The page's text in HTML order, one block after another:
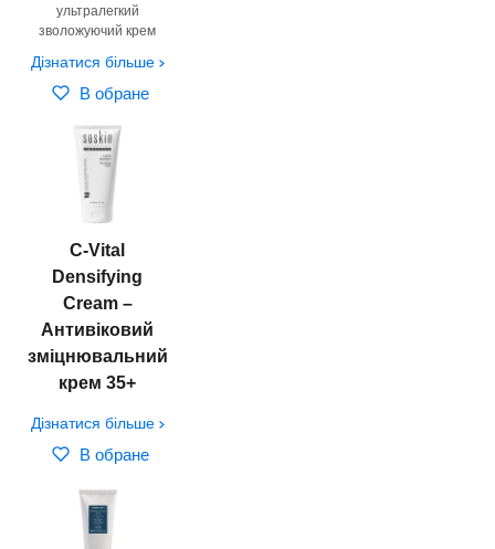
ультралегкий
зволожуючий крем
Дізнатися більше
В обране
C-Vital
Densifying
Cream –
Антивіковий
зміцнювальний
крем 35+
Дізнатися більше
В обране